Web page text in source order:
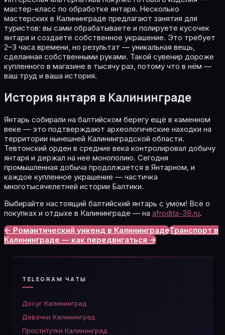
мастер-класс по обработке янтаря. Несколько
мастерских в Калининграде предлагают занятия для
туристов: вы сами обрабатываете и полируете кусочек
янтаря и создаёте собственное украшение. Это требует
2–3 часа времени, но результат — уникальная вещь,
сделанная собственными руками. Такой сувенир дороже
купленного в магазине в тысячу раз, потому что в нём —
ваш труд и ваша история.
История янтаря в Калининграде
Янтарь собирали на балтийском берегу ещё в каменном
веке — это подтверждают археологические находки на
территории нынешней Калининградской области.
Тевтонский орден в средние века контролировал добычу
янтаря и держал на неё монополию. Сегодня
промышленная добыча продолжается в Янтарном, и
каждое купленное украшение — частичка
многотысячелетней истории Балтики.
Выбирайте настоящий балтийский янтарь с умом! Всё о
покупках и отдыхе в Калининграде — на afrodita-39.ru.
← Романтический уикенд в КалининградеТранспорт в
Калининграде — как передвигаться →
TELEGRAM ЧАТЫ
Досуг Калининград
Девочки Калининград
Проститутки Калининград